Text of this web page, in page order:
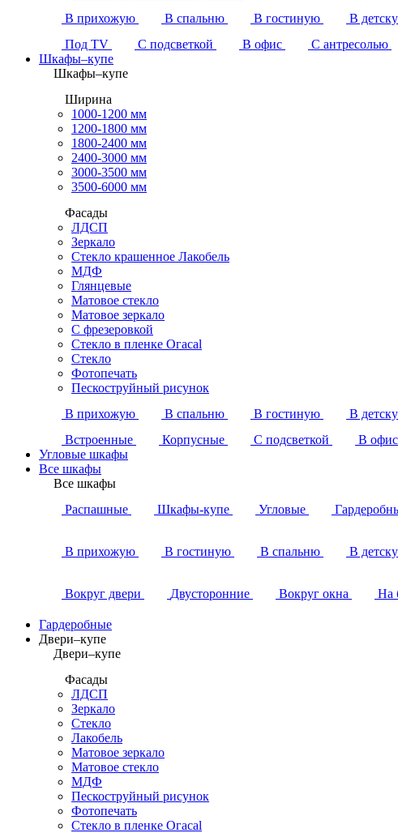
В прихожую
В спальню В гостиную
В
Под TV
С подсветкой В офис С антресолью
Шкафы–купе
Шкафы–купе
Ширина
1000-1200 мм
1200-1800 мм
1800-2400 мм
2400-3000 мм
3000-3500 мм
3500-6000 мм
Фасады
ЛДСП
Зеркало
Стекло крашенное Лакобель
МДФ
Глянцевые
Матовое стекло
Матовое зеркало
С фрезеровкой
Стекло в пленке Огасаl
Стекло
Фотопечать
Пескоструйный рисунок
В прихожую
В спальню В гостиную
В
Встроенные
Корпусные С подсветкой В офис
Угловые шкафы
Все шкафы
Все шкафы
Распашные
Шкафы-купе Угловые
В прихожую В гостиную В спальню В
Вокруг двери Двусторонние Вокруг окна На
Гардеробные
Двери–купе
Двери–купе
Фасады
ЛДСП
Зеркало
Стекло
Лакобель
Матовое зеркало
Матовое стекло
МДФ
Пескоструйный рисунок
Фотопечать
Стекло в пленке Огасаl